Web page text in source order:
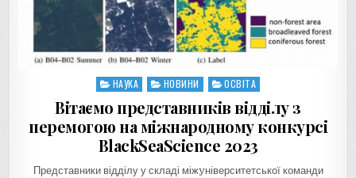
Posted
НАУКА НОВИНИ ОСВІТА
Вітаємо представників відділу з
перемогою на міжнародному конкурсі
BlackSeaScience 2023
Представники відділу у складі міжyніверситетської команди